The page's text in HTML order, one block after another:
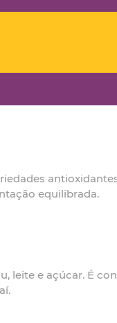
equilibrada.
leite e açúcar. É